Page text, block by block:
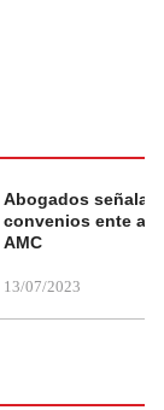
Abogados
convenios ente
AMC
13/07/2023